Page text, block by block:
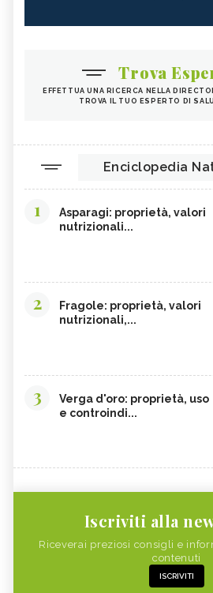
Trova
EFFETTUA UNA RICERCA NELLA
TROVA IL TUO ESPERTO DI
Enciclopedia
1
Asparagi: proprietà, valori
nutrizionali...
2
Fragole: proprietà, valori
nutrizionali,...
3
Verga d'oro: proprietà, uso
e controindi...
Iscriviti alla
Riceverai preziosi consigli e
contenuti
ISCRIVITI